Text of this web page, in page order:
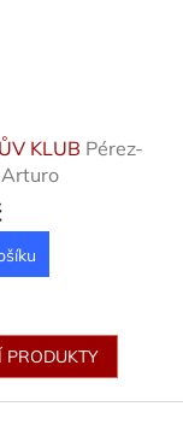
KLUB Pérez-
PRODUKTY